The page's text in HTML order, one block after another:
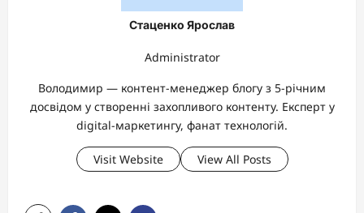
Стаценко Ярослав
Administrator
Володимир — контент-менеджер блогу з 5-річним
досвідом у створенні захопливого контенту. Експерт у
digital-маркетингу, фанат технологій.
Visit Website View All Posts